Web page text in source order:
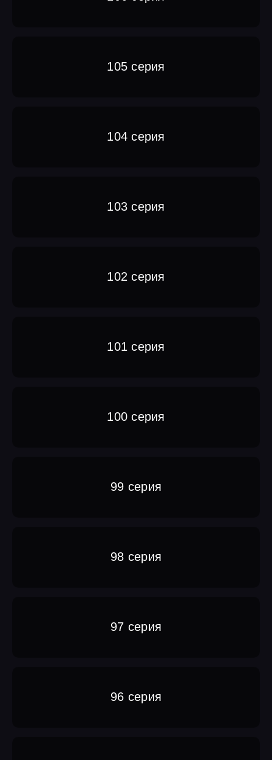
105 серия
104 серия
103 серия
102 серия
101 серия
100 серия
99 серия
98 серия
97 серия
96 серия